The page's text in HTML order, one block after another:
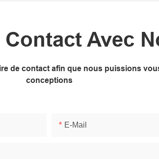
Avec
de contact afin que nous puissions
conceptions
E-Mail